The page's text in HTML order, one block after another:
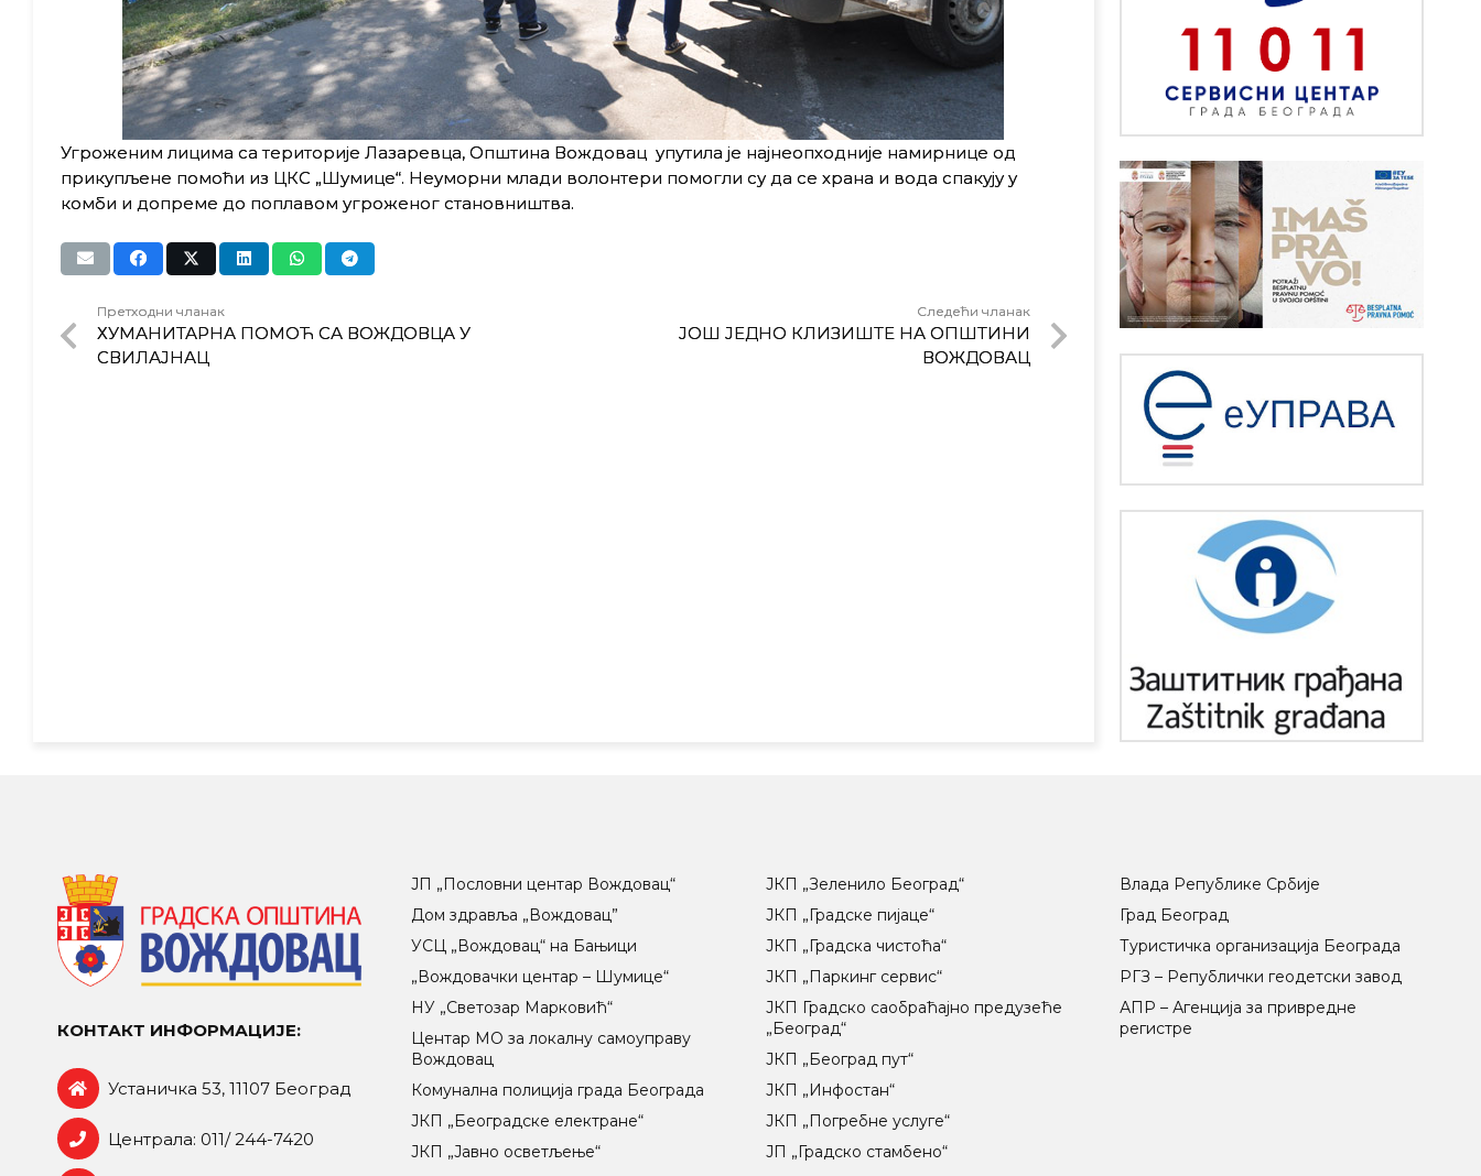
Угроженим лицима са територије Лазаревца, Општина Вождовац упутила је најнеопходније намирнице од
прикупљене помоћи из ЦКС „Шумице“. Неуморни млади волонтери помогли су да се храна и вода спакују у
комби и допреме до поплавом угроженог становништва.
Претходни чланак
ХУМАНИТАРНА ПОМОЋ СА ВОЖДОВЦА У
СВИЛАЈНАЦ
Следећи чланак
ЈОШ ЈЕДНО КЛИЗИШТЕ НА ОПШТИНИ
ВОЖДОВАЦ
КОНТАКТ ИНФОРМАЦИЈЕ:
Устаничка 53, 11107 Београд
Централа: 011/ 244-7420
ЈП „Пословни центар Вождовац“
Дом здравља „Вождовац”
УСЦ „Вождовац“ на Бањици
„Вождовачки центар – Шумице“
НУ „Светозар Марковић“
Центар МO за локалну самоуправу
Вождовац
Комунална полиција града Београда
ЈКП „Београдске електране“
ЈКП „Јавно осветљење“
ЈКП „Зеленило Београд“
ЈКП „Градске пијаце“
ЈКП „Градска чистоћа“
ЈКП „Паркинг сервис“
ЈКП Градско саобраћајно предузеће
„Београд“
ЈКП „Београд пут“
ЈКП „Инфостан“
ЈКП „Погребне услуге“
ЈП „Градско стамбено“
Влада Републике Србије
Град Београд
Туристичка организација Београда
РГЗ – Републички геодетски завод
АПР – Агенција за привредне
регистре